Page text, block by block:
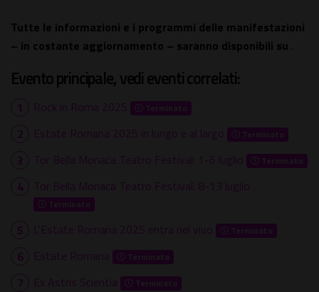
Tutte le informazioni e i programmi delle manifestazioni
– in costante aggiornamento – saranno disponibili su .
Evento principale, vedi eventi correlati:
Rock in Roma 2025 Terminato
Estate Romana 2025 in lungo e al largo Terminato
Tor Bella Monaca Teatro Festival: 1-6 luglio Terminato
Tor Bella Monaca Teatro Festival: 8-13 luglio
Terminato
L'Estate Romana 2025 entra nel vivo Terminato
Estate Romana Terminato
Ex Astris Scientia Terminato